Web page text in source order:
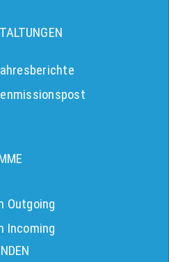
Outgoing
Incoming